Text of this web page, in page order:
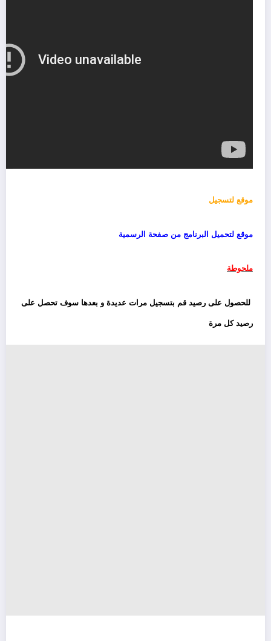
موقع لتسجيل
موقع لتحميل البرنامج من صفحة الرسمية
ملحوطة
للحصول على رصيد قم بتسجيل مرات عديدة و بعدها سوف تحصل على
رصيد كل مرة